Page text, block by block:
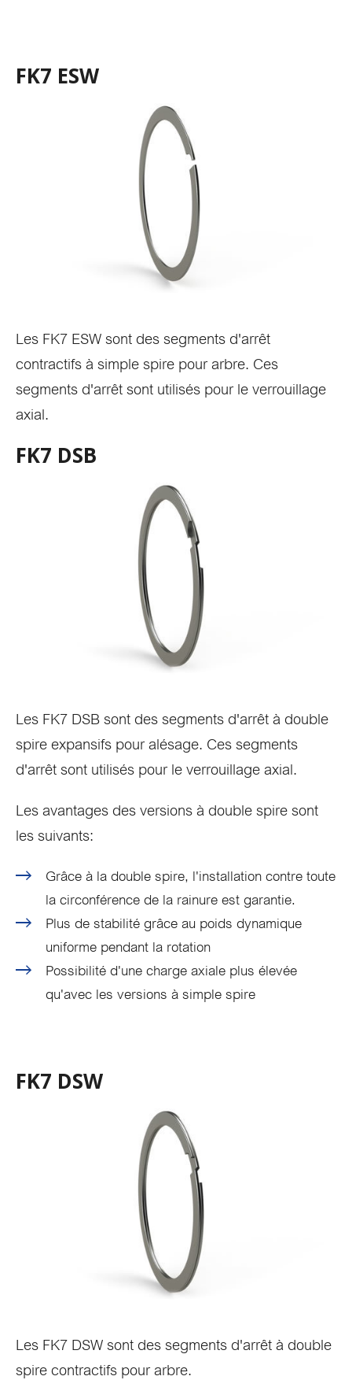
FK7 ESW
Les FK7 ESW sont des segments d'arrêt
contractifs à simple spire pour arbre. Ces
segments d'arrêt sont utilisés pour le verrouillage
axial.
FK7 DSB
Les FK7 DSB sont des segments d'arrêt à double
spire expansifs pour alésage. Ces segments
d'arrêt sont utilisés pour le verrouillage axial.
Les avantages des versions à double spire sont
les suivants:
Grâce à la double spire, l'installation contre toute
la circonférence de la rainure est garantie.
Plus de stabilité grâce au poids dynamique
uniforme pendant la rotation
Possibilité d'une charge axiale plus élevée
qu'avec les versions à simple spire
FK7 DSW
Les FK7 DSW sont des segments d'arrêt à double
spire contractifs pour arbre.